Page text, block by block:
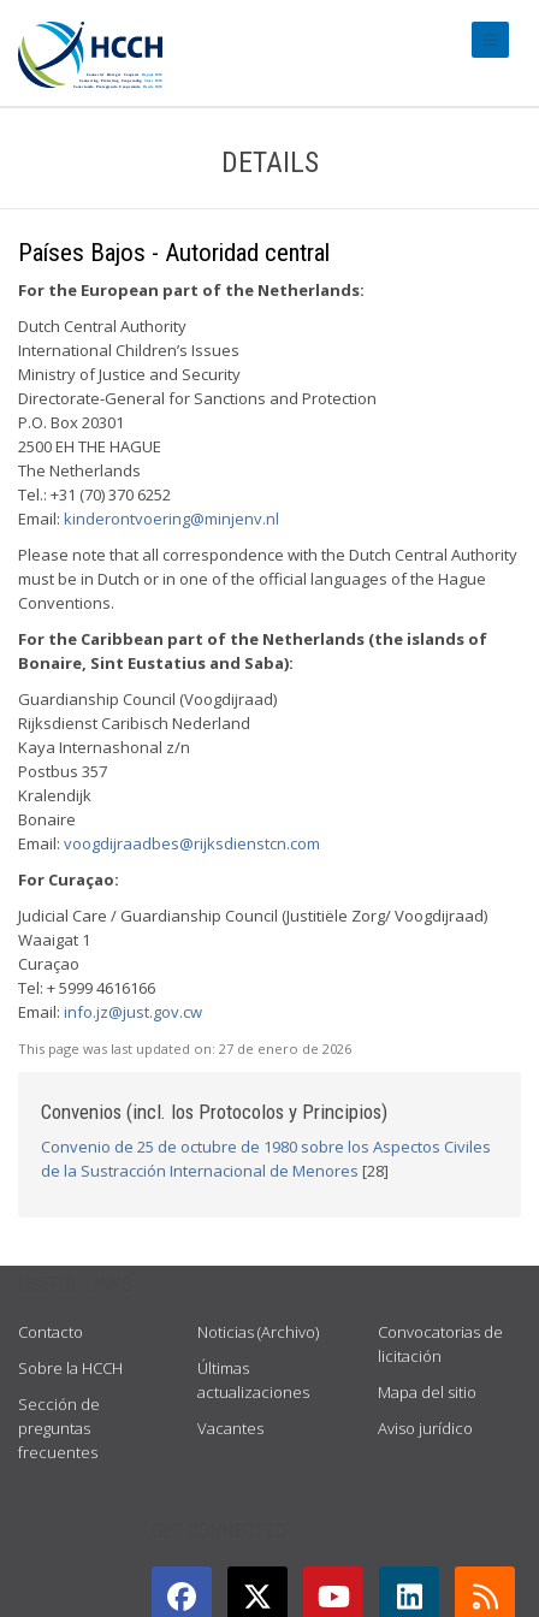
DETAILS
Países Bajos - Autoridad central
For the European part of the Netherlands:
Dutch Central Authority
International Children’s Issues
Ministry of Justice and Security
Directorate-General for Sanctions and Protection
P.O. Box 20301
2500 EH THE HAGUE
The Netherlands
Tel.: +31 (70) 370 6252
Email: kinderontvoering@minjenv.nl
Please note that all correspondence with the Dutch Central Authority
must be in Dutch or in one of the official languages of the Hague
Conventions.
For the Caribbean part of the Netherlands (the islands of
Bonaire, Sint Eustatius and Saba):
Guardianship Council (Voogdijraad)
Rijksdienst Caribisch Nederland
Kaya Internashonal z/n
Postbus 357
Kralendijk
Bonaire
Email: voogdijraadbes@rijksdienstcn.com
For Curaçao:
Judicial Care / Guardianship Council (Justitiële Zorg/ Voogdijraad)
Waaigat 1
Curaçao
Tel: + 5999 4616166
Email: info.jz@just.gov.cw
This page was last updated on: 27 de enero de 2026
Convenios (incl. los Protocolos y Principios)
Convenio de 25 de octubre de 1980 sobre los Aspectos Civiles
de la Sustracción Internacional de Menores [28]
Contacto
Sobre la HCCH
Sección de
preguntas
frecuentes
Noticias (Archivo)
Últimas
actualizaciones
Vacantes
Convocatorias de
licitación
Mapa del sitio
Aviso jurídico